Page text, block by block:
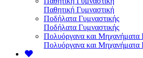
Παθητική Γυμναστική
Ποδήλατα Γυμναστικής
Ποδήλατα Γυμναστικής
Πολυόργανα και Μηχανήματα
Πολυόργανα και Μηχανήματα